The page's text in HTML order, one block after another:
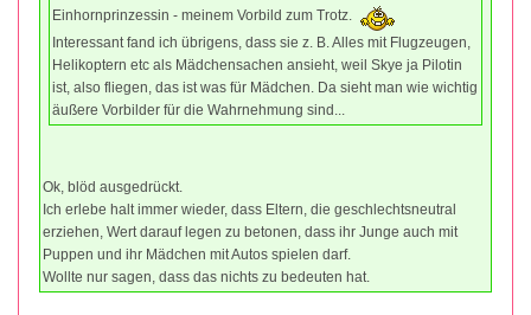
Einhornprinzessin - meinem Vorbild zum Trotz.
Interessant fand ich übrigens, dass sie z. B. Alles mit Flugzeugen,
Helikoptern etc als Mädchensachen ansieht, weil Skye ja Pilotin
ist, also fliegen, das ist was für Mädchen. Da sieht man wie wichtig
äußere Vorbilder für die Wahrnehmung sind...
Ok, blöd ausgedrückt.
Ich erlebe halt immer wieder, dass Eltern, die geschlechtsneutral
erziehen, Wert darauf legen zu betonen, dass ihr Junge auch mit
Puppen und ihr Mädchen mit Autos spielen darf.
Wollte nur sagen, dass das nichts zu bedeuten hat.